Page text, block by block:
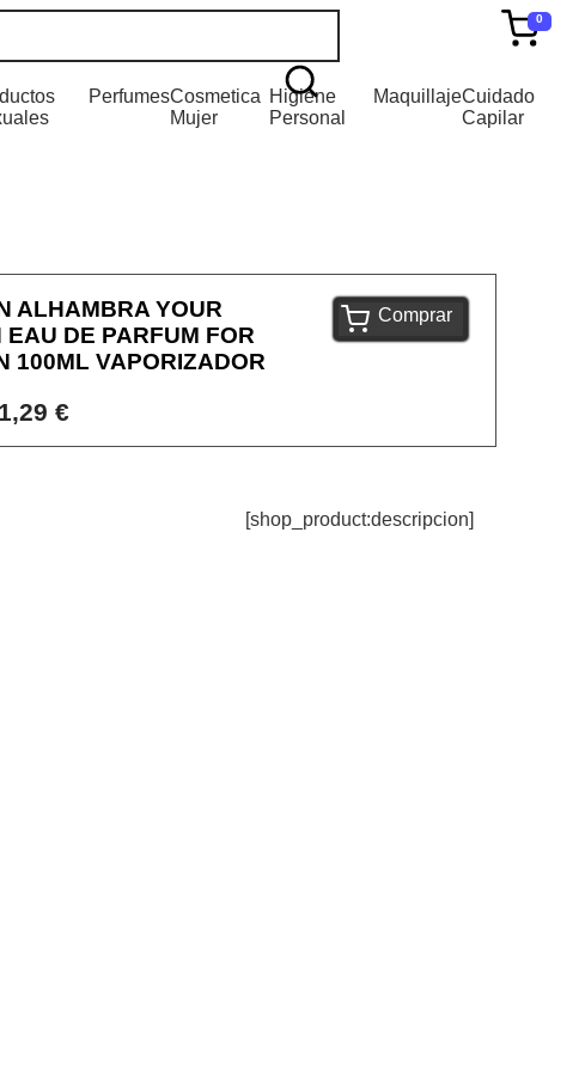
0
PerfumesCosmetica
Mujer
Higiene
Personal
MaquillajeCuidado
Capilar
ALHAMBRA YOUR
EAU DE PARFUM FOR
100ML VAPORIZADOR
€
Comprar
[shop_product:descripcion]